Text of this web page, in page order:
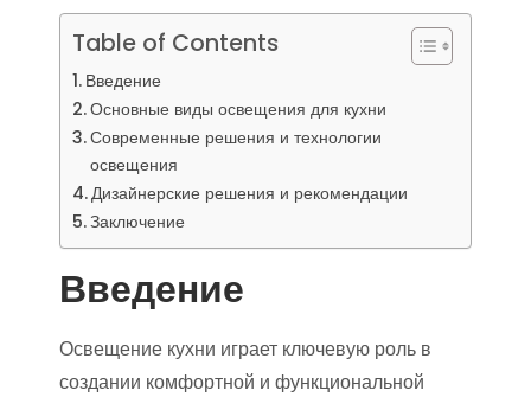
Table of Contents
Введение
Основные виды освещения для кухни
Современные решения и технологии
освещения
Дизайнерские решения и рекомендации
Заключение
Введение
Освещение кухни играет ключевую роль в
создании комфортной и функциональной